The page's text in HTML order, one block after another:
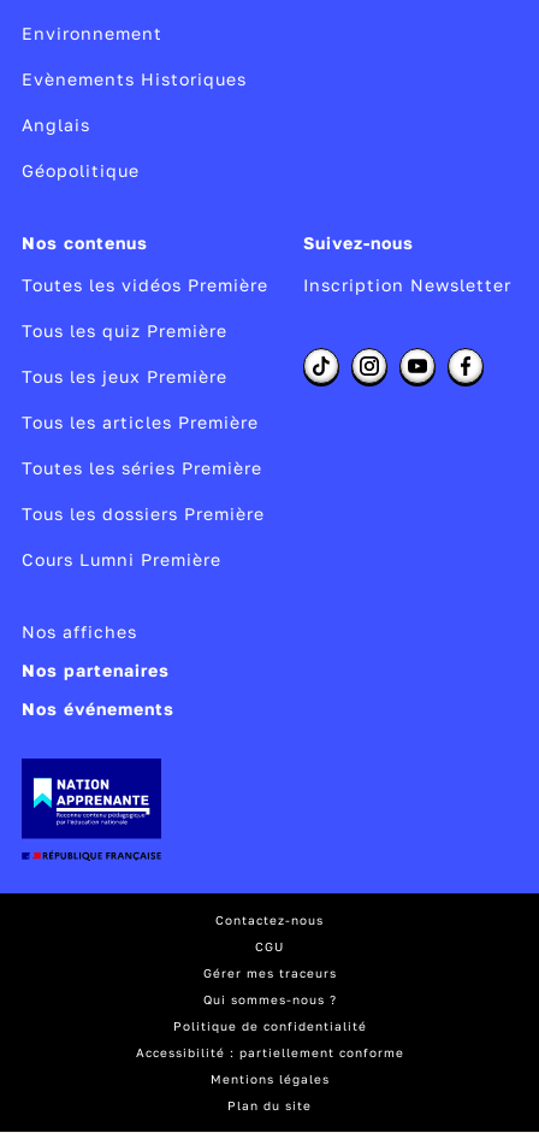
Environnement
Evènements Historiques
Anglais
Géopolitique
Nos contenus
Toutes les vidéos Première
Tous les quiz Première
Tous les jeux Première
Tous les articles Première
Toutes les séries Première
Tous les dossiers Première
Cours Lumni Première
Suivez-nous
Inscription Newsletter
Nos affiches
Nos partenaires
Nos événements
Contactez-nous
CGU
Gérer mes traceurs
Qui sommes-nous ?
Politique de confidentialité
Accessibilité : partiellement conforme
Mentions légales
Plan du site